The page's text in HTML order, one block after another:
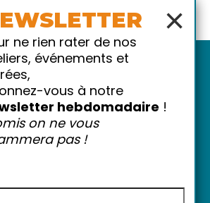
×
ne rien rater de nos
événements et
vous à notre
hebdomadaire !
on ne vous
pas !